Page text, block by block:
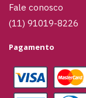
Fale conosco
(11) 91019-8226
Pagamento